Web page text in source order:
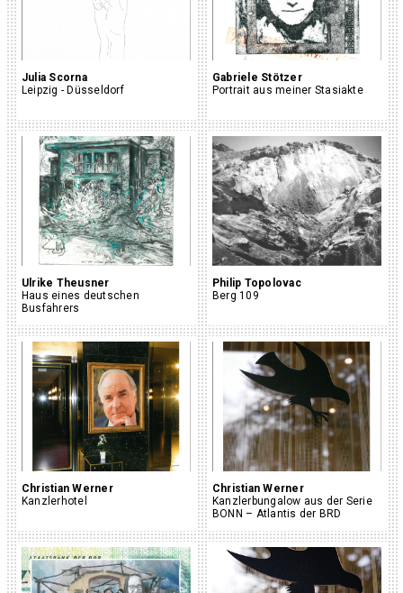
Julia Scorna
Leipzig - Düsseldorf
Gabriele Stötzer
Portrait aus meiner Stasiakte
Ulrike Theusner
Haus eines deutschen
Busfahrers
Philip Topolovac
Berg 109
Christian Werner
Kanzlerhotel
Christian Werner
Kanzlerbungalow aus der Serie
BONN – Atlantis der BRD